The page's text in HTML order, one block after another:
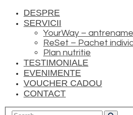
DESPRE
SERVICII
YourWay –
ReSet – Pachet
Plan nutritie
TESTIMONIALE
EVENIMENTE
VOUCHER CADOU
CONTACT